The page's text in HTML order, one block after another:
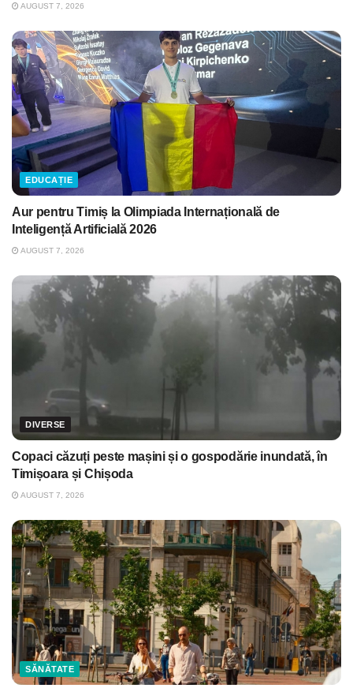
AUGUST 7, 2026
EDUCAȚIE
Aur pentru Timiș la Olimpiada Internațională de
Inteligență Artificială 2026
AUGUST 7, 2026
DIVERSE
Copaci căzuți peste mașini și o gospodărie inundată, în
Timișoara și Chișoda
AUGUST 7, 2026
SĂNĂTATE